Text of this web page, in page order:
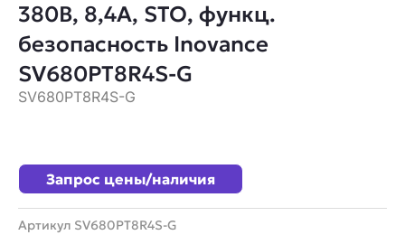
380В, 8,4А, STO, функц.
безопасность Inovance
SV680PT8R4S-G
SV680PT8R4S-G
Запрос цены/наличия
Артикул SV680PT8R4S-G